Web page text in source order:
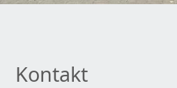
Kontakt